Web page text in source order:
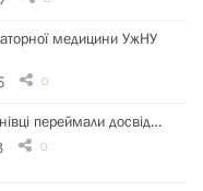
медицини УжНУ
0
переймали досвід…
0